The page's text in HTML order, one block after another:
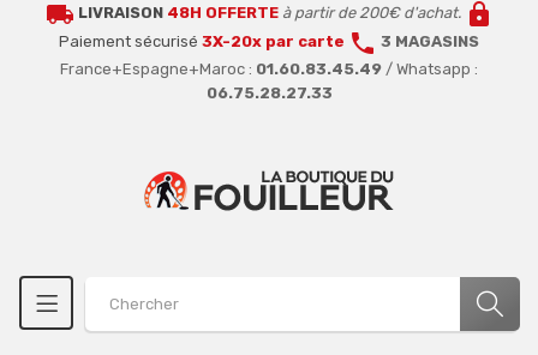
local_shipping LIVRAISON 48H OFFERTE à partir de 200€ d'achat. lock
Paiement sécurisé 3X-20x par carte call 3 MAGASINS
France+Espagne+Maroc : 01.60.83.45.49 / Whatsapp :
06.75.28.27.33